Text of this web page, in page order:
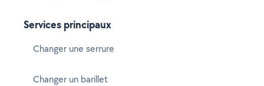
Services principaux
Changer une serrure
Changer un barillet